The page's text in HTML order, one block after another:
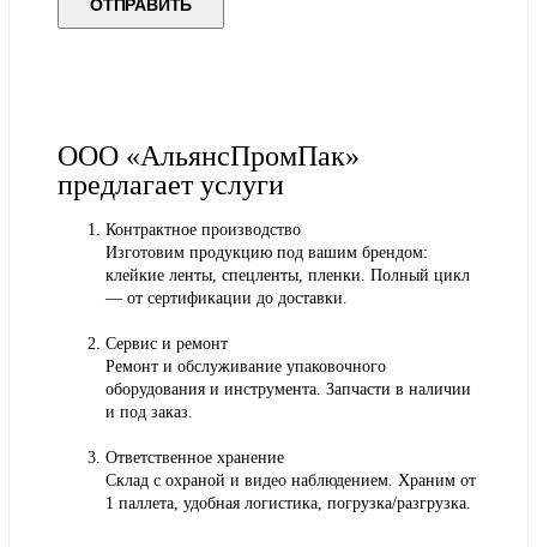
ООО «АльянсПромПак»
предлагает услуги
Контрактное производство
Изготовим продукцию под вашим брендом:
клейкие ленты, спецленты, пленки. Полный цикл
— от сертификации до доставки.
Сервис и ремонт
Ремонт и обслуживание упаковочного
оборудования и инструмента. Запчасти в наличии
и под заказ.
Ответственное хранение
Склад с охраной и видео наблюдением. Храним от
1 паллета, удобная логистика, погрузка/разгрузка.